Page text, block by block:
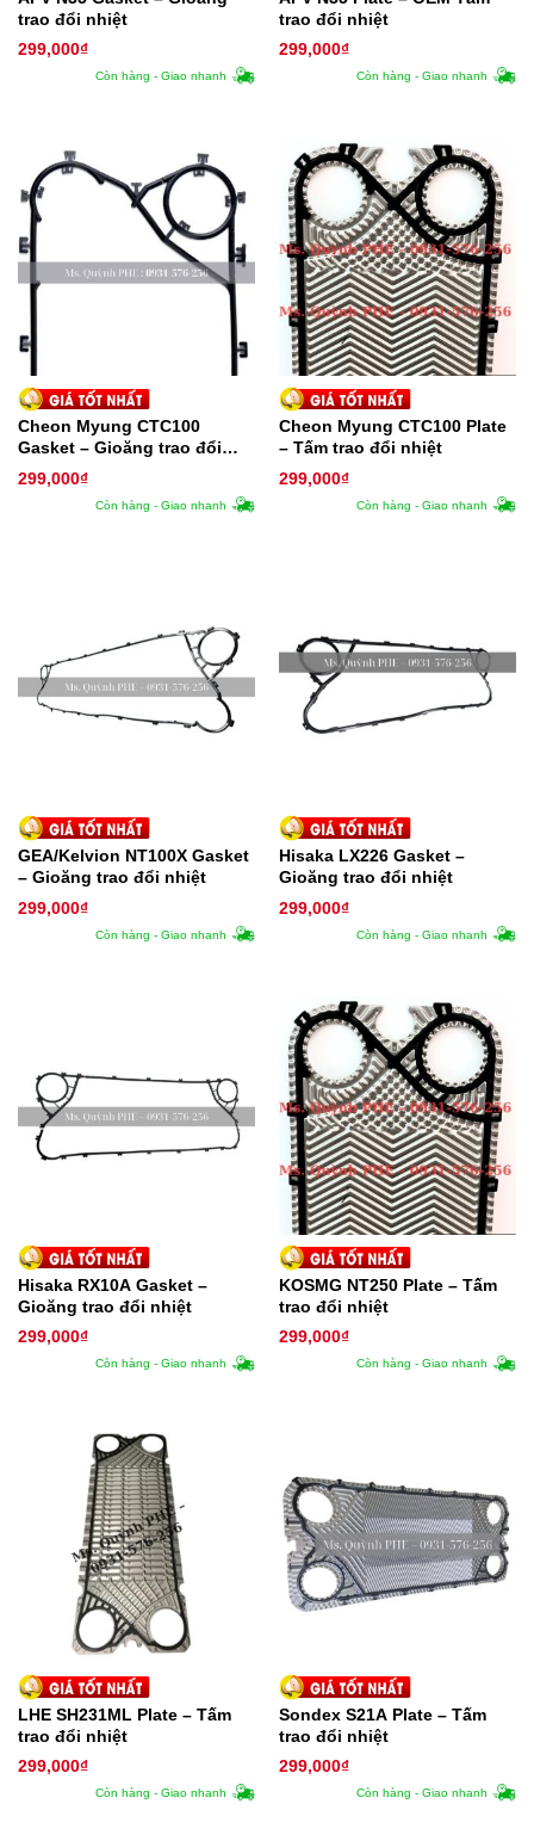
trao đổi nhiệt
299,000₫
Còn hàng - Giao nhanh
trao đổi nhiệt
299,000₫
Còn hàng - Giao nhanh
Cheon Myung CTC100
Gasket – Gioăng trao đổi
nhiệt
299,000₫
Còn hàng - Giao nhanh
Cheon Myung CTC100 Plate
– Tấm trao đổi nhiệt
299,000₫
Còn hàng - Giao nhanh
GEA/Kelvion NT100X Gasket
– Gioăng trao đổi nhiệt
299,000₫
Còn hàng - Giao nhanh
Hisaka LX226 Gasket –
Gioăng trao đổi nhiệt
299,000₫
Còn hàng - Giao nhanh
Hisaka RX10A Gasket –
Gioăng trao đổi nhiệt
299,000₫
Còn hàng - Giao nhanh
KOSMG NT250 Plate – Tấm
trao đổi nhiệt
299,000₫
Còn hàng - Giao nhanh
LHE SH231ML Plate – Tấm
trao đổi nhiệt
299,000₫
Còn hàng - Giao nhanh
Sondex S21A Plate – Tấm
trao đổi nhiệt
299,000₫
Còn hàng - Giao nhanh